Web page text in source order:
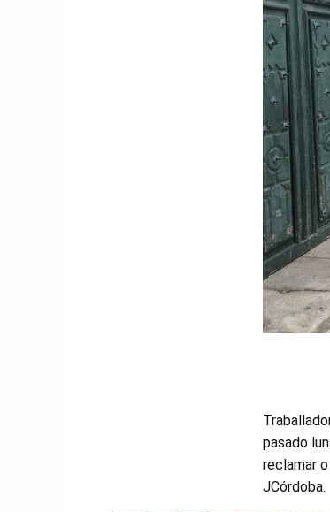
pasado
reclamar
JCórdoba.